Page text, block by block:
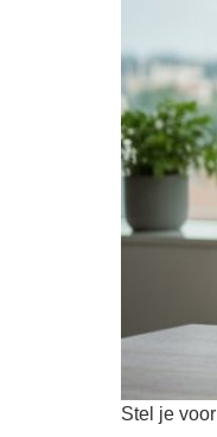
Stel je